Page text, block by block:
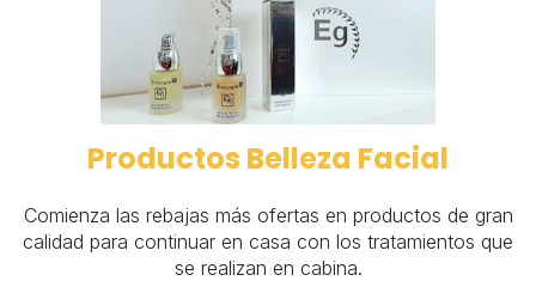
Productos Belleza Facial
Comienza las rebajas más ofertas en productos de gran
calidad para continuar en casa con los tratamientos que
se realizan en cabina.